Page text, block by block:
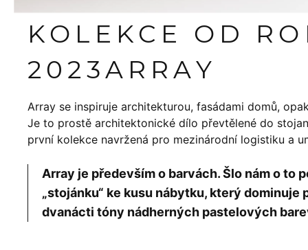
KOLEKCE OD
2023ARRAY
Array se inspiruje architekturou, fasádami domů,
Je to prostě architektonické dílo převtělené do
první kolekce navržená pro mezinárodní logistiku a
Array je především o barvách. Šlo nám o to
„stojánku“ ke kusu nábytku, který dominuje
dvanácti tóny nádherných pastelových